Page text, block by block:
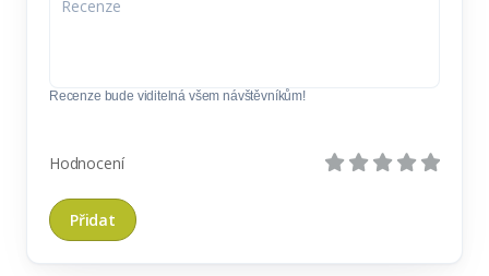
Recenze bude viditelná všem návštěvníkům!
Hodnocení